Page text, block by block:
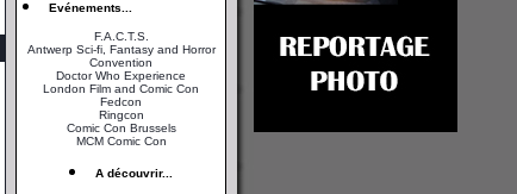
Evénements...
F.A.C.T.S.
Antwerp Sci-fi, Fantasy and Horror
Convention
Doctor Who Experience
London Film and Comic Con
Fedcon
Ringcon
Comic Con Brussels
MCM Comic Con
A découvrir...